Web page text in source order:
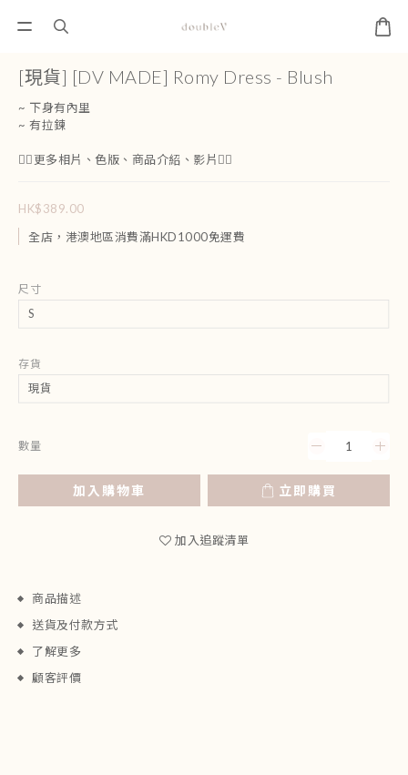
[現貨] [DV MADE] Romy Dress - Blush
~ 下身有內里
~ 有拉鍊
👇🏻更多相片、色版、商品介紹、影片👇🏻
HK$389.00
全店，港澳地區消費滿HKD1000免運費
尺寸
存貨
數量
加入購物車 立即購買
加入追蹤清單
商品描述
送貨及付款方式
了解更多
顧客評價